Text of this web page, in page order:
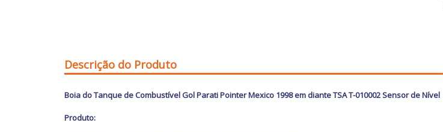
Descrição do Produto
Boia do Tanque de Combustível Gol Parati Pointer Mexico 1998 em diante TSA T-010002 Sensor de Nível
Produto: